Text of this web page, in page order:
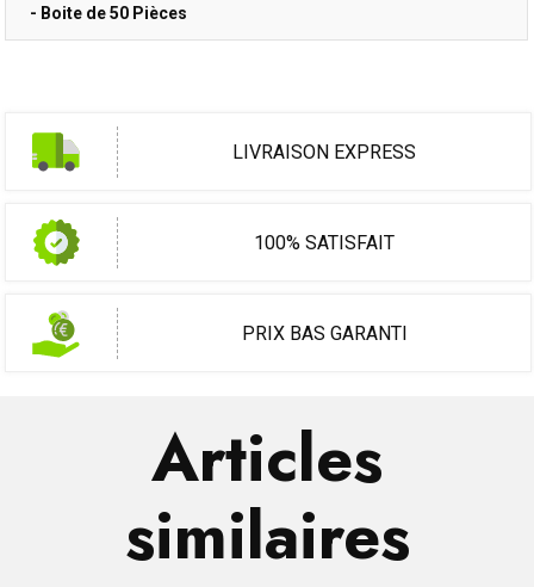
- Boite de 50 Pièces
LIVRAISON EXPRESS
100% SATISFAIT
PRIX BAS GARANTI
Articles
similaires